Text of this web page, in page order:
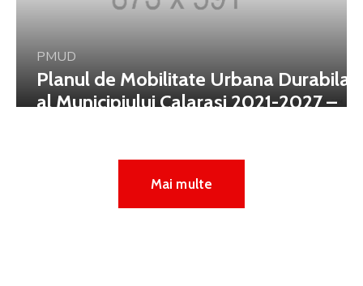
PMUD
Planul de Mobilitate Urbana Durabila
al Municipiului Calarasi 2021-2027 –
Mai multe